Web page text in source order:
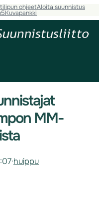
ohjeetAloita suunnistus
Kuvapankki
MM-
·huippu